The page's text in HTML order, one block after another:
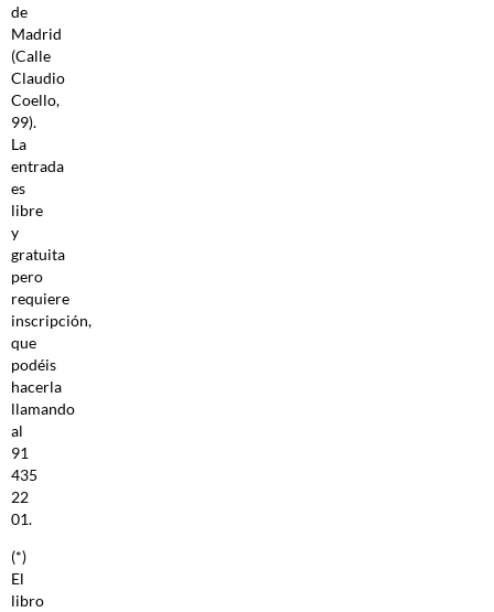
de
Madrid
(Calle
Claudio
Coello,
99).
La
entrada
es
libre
y
gratuita
pero
requiere
inscripción,
que
podéis
hacerla
llamando
al
91
435
22
01.
(*)
El
libro